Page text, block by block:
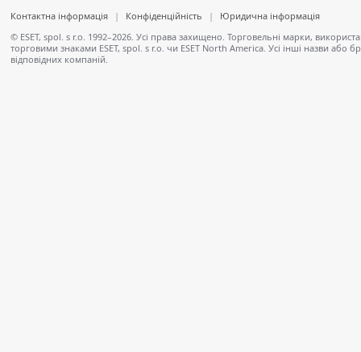
Контактна інформація | Конфіденційність |
Юридична інформація
© ESET, spol. s r.o. 1992–2026. Усі права захищено. Торговельні марки,
торговими знаками ESET, spol. s r.o. чи ESET North America. Усі інші назви
відповідних компаній.